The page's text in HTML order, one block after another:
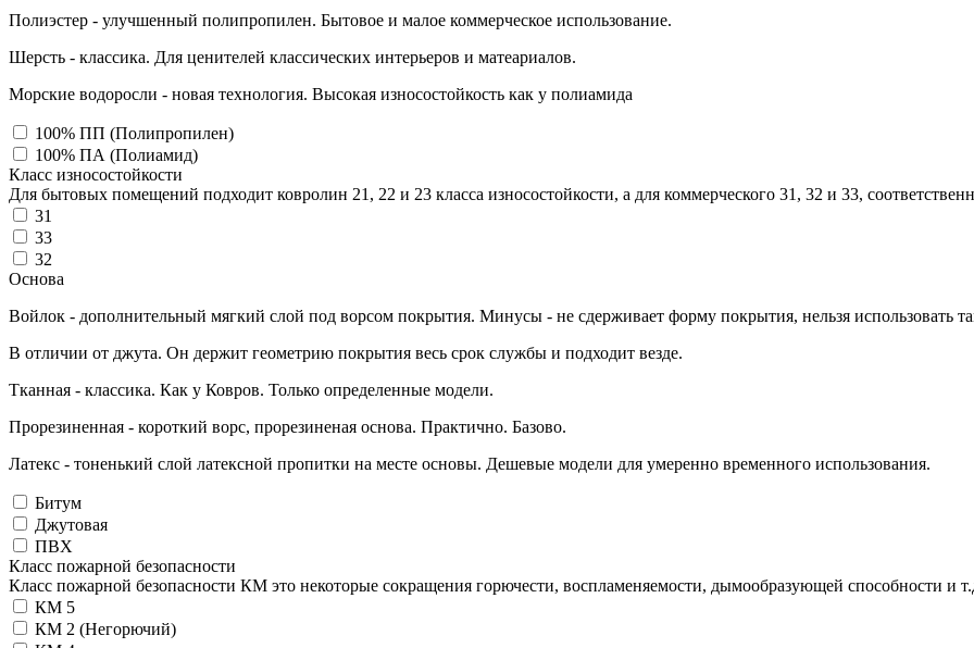
Полиэстер - улучшенный полипропилен. Бытовое и малое коммерческое использование.
Шерсть - классика. Для ценителей классических интерьеров и матеариалов.
Морские водоросли - новая технология. Высокая износостойкость как у полиамида
100% ПП (Полипропилен)
100% ПА (Полиамид)
Класс износостойкости
Для бытовых помещений подходит ковролин 21, 22 и 23 класса износостойкости, а для коммерческого 31, 32 и 33,
31
33
32
Основа
Войлок - дополнительный мягкий слой под ворсом покрытия. Минусы - не сдерживает форму покрытия, нельзя использовать
В отличии от джута. Он держит геометрию покрытия весь срок службы и подходит везде.
Тканная - классика. Как у Ковров. Только определенные модели.
Прорезиненная - короткий ворс, прорезиненая основа. Практично. Базово.
Латекс - тоненький слой латексной пропитки на месте основы. Дешевые модели для умеренно временного использования.
Битум
Джутовая
ПВХ
Класс пожарной безопасности
Класс пожарной безопасности КМ это некоторые сокращения горючести, воспламеняемости, дымообразующей способности и
КМ 5
КМ 2 (Негорючий)